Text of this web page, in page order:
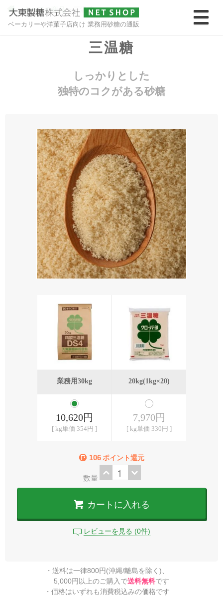
ベーカリーや洋菓子店向け 業務用砂糖の通販
>すべての商品 >三温糖
三温糖
しっかりとした
独特のコクがある砂糖
業務用30kg 20kg(1kg×20)
10,620円
[ kg単価 354円 ]
7,970円
[ kg単価 330円 ]
106 ポイント還元
数量
カートに入れる
レビューを見る (0件)
・送料は一律800円(沖縄/離島を除く)、
5,000円以上のご購入で送料無料です
・価格はいずれも消費税込みの価格です